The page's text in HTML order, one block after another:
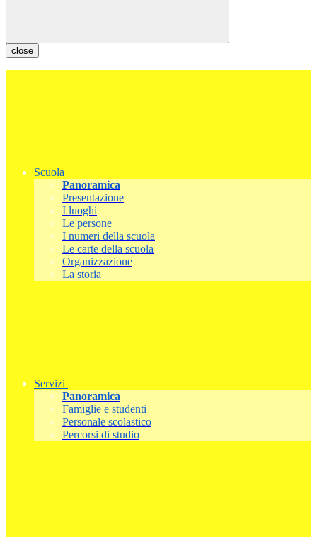
close
Scuola
Panoramica
Presentazione
I luoghi
Le persone
I numeri della scuola
Le carte della scuola
Organizzazione
La storia
Servizi
Panoramica
Famiglie e studenti
Personale scolastico
Percorsi di studio